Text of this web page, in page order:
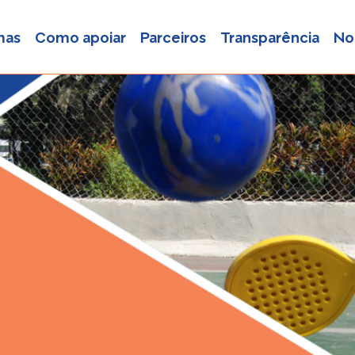
Como apoiar Parceiros Transparência